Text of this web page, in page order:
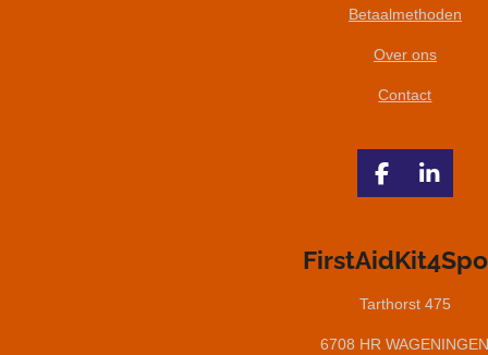
Betaalmethoden
Over ons
Contact
F
e
b
o
k
L
k
e
d
n
Tarthorst 475
6708 HR WAGENINGEN